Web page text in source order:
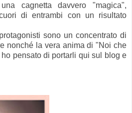
cagnetta davvero "magica",
di entrambi con un risultato
sono un concentrato di
nonché la vera anima di "Noi che
pensato di portarli qui sul blog e